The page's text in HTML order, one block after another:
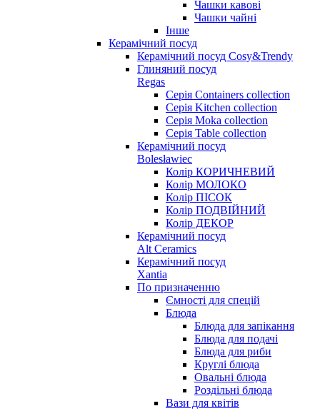
Чашки кавові
Чашки чайні
Інше
Керамічний посуд
Керамічний посуд Cosy&Trendy
Глиняний посуд
Regas
Серія Containers collection
Серія Kitchen collection
Серія Moka collection
Серія Table collection
Керамічний посуд
Bolesławiec
Колір КОРИЧНЕВИЙ
Колір МОЛОКО
Колір ПІСОК
Колір ПОДВІЙНИЙ
Колір ДЕКОР
Керамічний посуд
Alt Ceramics
Керамічний посуд
Xantia
По призначенню
Ємності для спецій
Блюда
Блюда для запікання
Блюда для подачі
Блюда для риби
Круглі блюда
Овальні блюда
Роздільні блюда
Вази для квітів